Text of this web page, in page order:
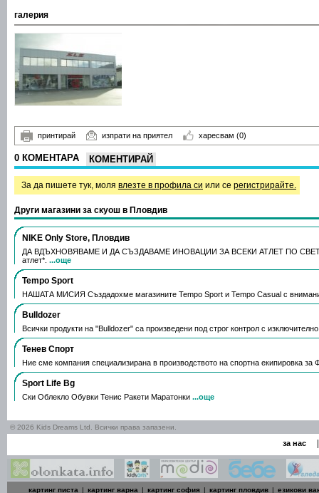
галерия
принтирай изпрати на приятел харесвам (0)
0 КОМЕНТАРА КОМЕНТИРАЙ
За да пишете тук, моля влезте в профила си или се регистрирайте.
Други магазини за скуош в Пловдив
NIKE Only Store, Пловдив
ДА ВДЪХНОВЯВАМЕ И ДА СЪЗДАВАМЕ ИНОВАЦИИ ЗА ВСЕКИ АТЛЕТ ПО СВЕТА.
атлет*. ...още
Tempo Sport
НАШАТА МИСИЯ Създадохме магазините Tempo Sport и Tempo Casual с
Bulldozer
Всички продукти на "Bulldozer" са произведени под строг контрол с
Тенев Спорт
Ние сме компания специализирана в производството на спортна екипировка за
Sport Life Bg
Ски Облекло Обувки Тенис Ракети Маратонки ...още
© 2026 Kids Dreams Ltd. Всички права запазени.
за нас
картинг писта | картинг варна | картинг софия | картинг пловдив | езикови